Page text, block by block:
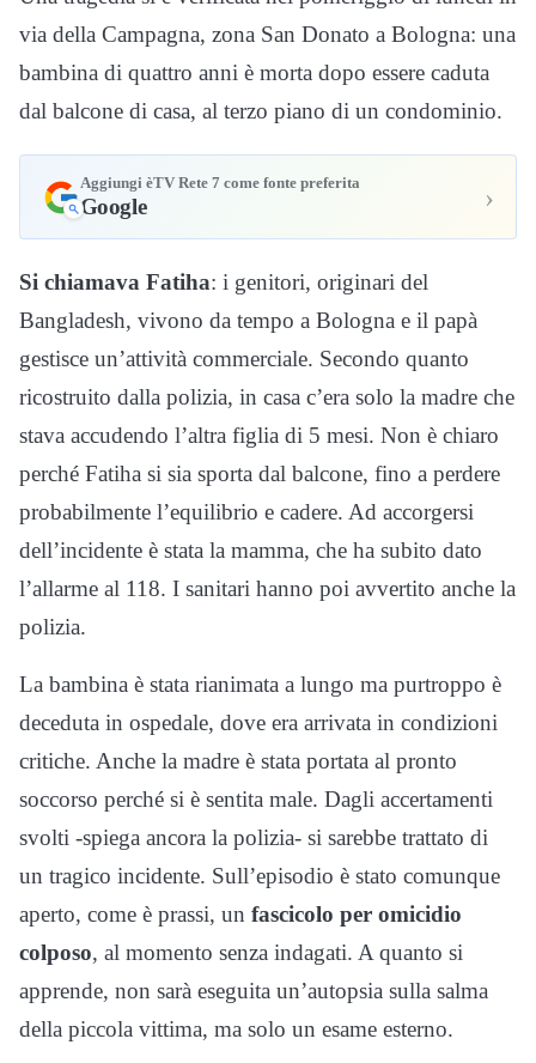
via della Campagna, zona San Donato a Bologna: una
bambina di quattro anni è morta dopo essere caduta
dal balcone di casa, al terzo piano di un condominio.
Aggiungi èTV Rete 7 come fonte preferita
Google ›
Si chiamava Fatiha: i genitori, originari del
Bangladesh, vivono da tempo a Bologna e il papà
gestisce un’attività commerciale. Secondo quanto
ricostruito dalla polizia, in casa c’era solo la madre che
stava accudendo l’altra figlia di 5 mesi. Non è chiaro
perché Fatiha si sia sporta dal balcone, fino a perdere
probabilmente l’equilibrio e cadere. Ad accorgersi
dell’incidente è stata la mamma, che ha subito dato
l’allarme al 118. I sanitari hanno poi avvertito anche la
polizia.
La bambina è stata rianimata a lungo ma purtroppo è
deceduta in ospedale, dove era arrivata in condizioni
critiche. Anche la madre è stata portata al pronto
soccorso perché si è sentita male. Dagli accertamenti
svolti -spiega ancora la polizia- si sarebbe trattato di
un tragico incidente. Sull’episodio è stato comunque
aperto, come è prassi, un fascicolo per omicidio
colposo, al momento senza indagati. A quanto si
apprende, non sarà eseguita un’autopsia sulla salma
della piccola vittima, ma solo un esame esterno.